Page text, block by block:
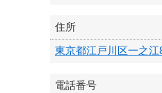
住所
東京都江戸川区一之
電話番号